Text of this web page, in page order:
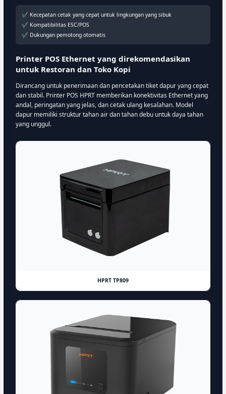
✔ Kecepatan cetak yang cepat untuk lingkungan yang sibuk
✔ Kompatibilitas ESC/POS
✔ Dukungan pemotong otomatis
Printer POS Ethernet yang direkomendasikan
untuk Restoran dan Toko Kopi
Dirancang untuk penerimaan dan pencetakan tiket dapur yang cepat
dan stabil. Printer POS HPRT memberikan konektivitas Ethernet yang
andal, peringatan yang jelas, dan cetak ulang kesalahan. Model
dapur memiliki struktur tahan air dan tahan debu untuk daya tahan
yang unggul.
HPRT TP809